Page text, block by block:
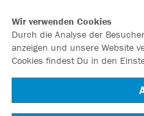
Wir verwenden Cookies
Durch die Analyse der
anzeigen und unsere Website
Cookies findest Du in den